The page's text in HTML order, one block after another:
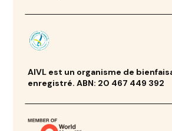
AIVL est un organisme de
enregistré. ABN: 20 467 449 392